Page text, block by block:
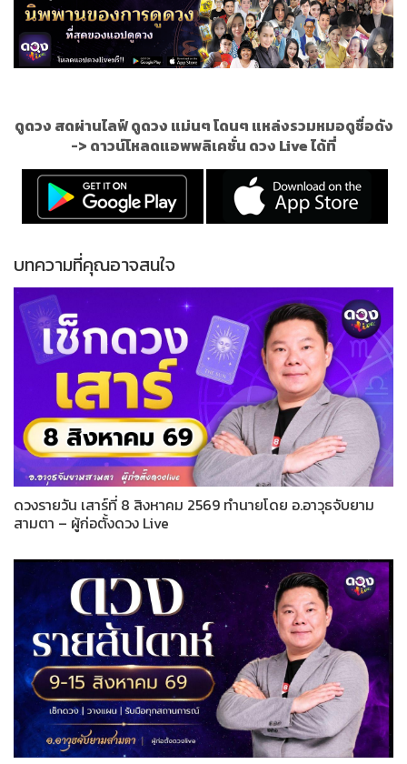
ดูดวง สดผ่านไลฟ์ ดูดวง แม่นๆ โดนๆ แหล่งรวมหมอดูชื่อดัง
-> ดาวน์โหลดแอพพลิเคชั่น ดวง Live ได้ที่
บทความที่คุณอาจสนใจ
ดวงรายวัน เสาร์ที่ 8 สิงหาคม 2569 ทำนายโดย อ.อาวุธจับยาม
สามตา – ผู้ก่อตั้งดวง Live